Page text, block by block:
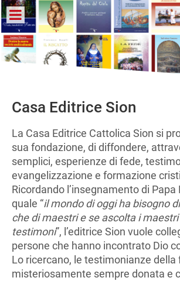
Casa Editrice Sion
La Casa Editrice Cattolica Sion si
sua fondazione, di diffondere,
semplici, esperienze di fede,
evangelizzazione e formazione
Ricordando l’insegnamento di Papa
quale “il mondo di oggi ha bisogno
che di maestri e se ascolta i
testimoni”, l’editrice Sion vuole
persone che hanno incontrato Dio
Lo ricercano, le testimonianze della
misteriosamente sempre donata e